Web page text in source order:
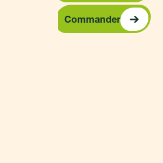
Commander
Commander